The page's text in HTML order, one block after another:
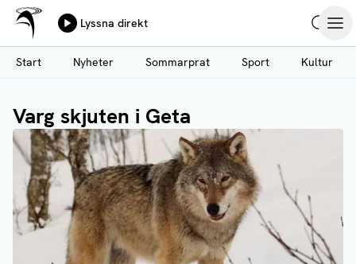
Hoppa
till
huvudinnehåll
Ålands Radio & TV
Lyssna direkt
Start
Nyheter Sommarprat Sport Kultur
Varg skjuten i Geta